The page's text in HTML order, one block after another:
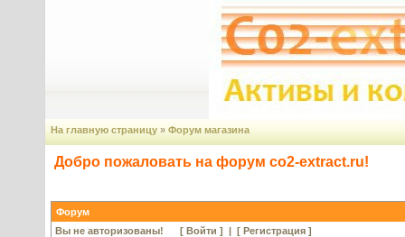
На главную страницу » Форум магазина
Добро пожаловать на форум co2-extract.ru!
Форум
Вы не авторизованы! [ Войти ] | [ Регистрация ]